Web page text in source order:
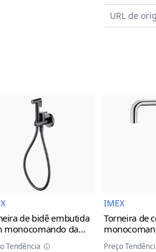
URL de
Imagem do Produto
de bidê embutida
monocomando da
Munich Imex
Tendência
IMEX
Torneira de
Loira Imex
Preço